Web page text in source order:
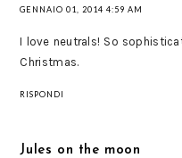
GENNAIO 01, 2014 4:59 AM
I love neutrals! So
Christmas.
RISPONDI
Jules on the moon